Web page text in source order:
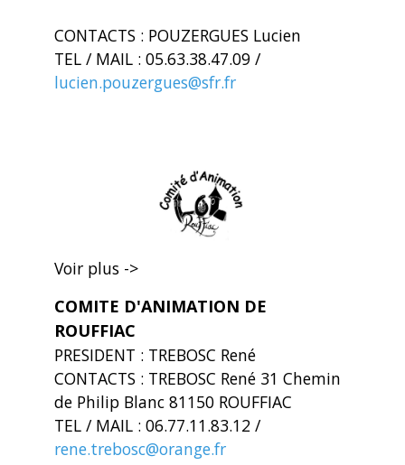
CONTACTS : POUZERGUES Lucien
TEL / MAIL : 05.63.38.47.09 /
lucien.pouzergues@sfr.fr
Voir plus ->
COMITE D'ANIMATION DE
ROUFFIAC
PRESIDENT : TREBOSC René
CONTACTS : TREBOSC René 31 Chemin
de Philip Blanc 81150 ROUFFIAC
TEL / MAIL : 06.77.11.83.12 /
rene.trebosc@orange.fr